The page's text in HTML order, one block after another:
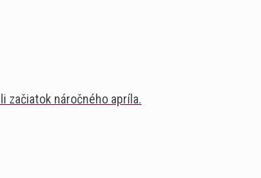
začiatok náročného apríla.